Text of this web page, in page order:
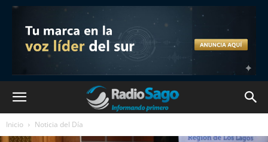
Inicio Noticia del Día